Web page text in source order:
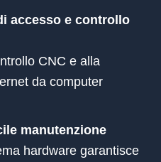
accesso e controllo
CNC e alla
da computer
manutenzione
hardware garantisce